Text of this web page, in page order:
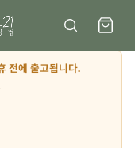
전에 출고됩니다.